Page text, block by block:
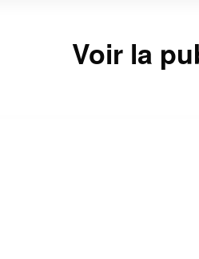
le paysage médiatique
sociales, mettant à profit
Voir la